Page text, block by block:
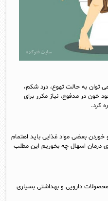
توان به حالت تهوع، درد شکم،
خون در مدفوع، نیاز مکرر برای
کرد.
بعضی مواد غذایی باید اهتمام
درمان اسهال چه بخوریم این مطلب
محصولات دارویی و بهداشتی بسیاری